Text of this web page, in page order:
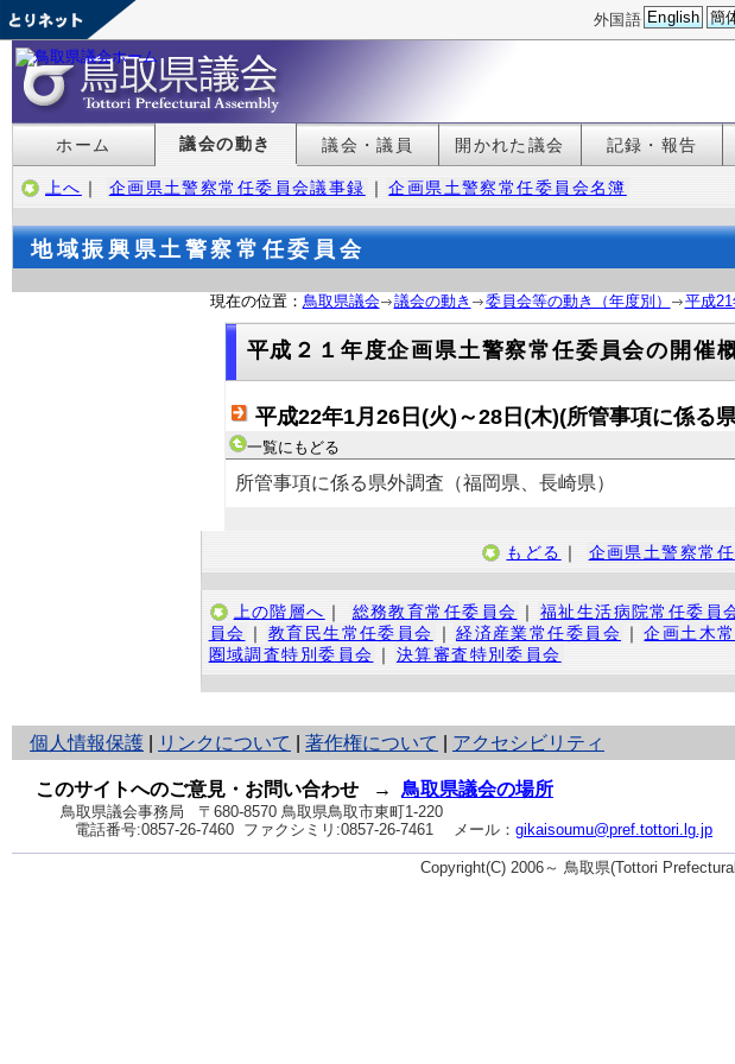
外国語 English 簡
ホーム 議会の動き 議会・議員 開かれた議会 記録・報告
上へ ｜ 企画県土警察常任委員会議事録 ｜ 企画県土警察常任委員会名簿
地域振興県土警察常任委員会
現在の位置： 鳥取県議会 議会の動き 委員会等の動き（年度別） 平成
平成２１年度企画県土警察常任委員会の開催
平成22年1月26日(火)～28日(木)(所管事項に係る
一覧にもどる
所管事項に係る県外調査（福岡県、長崎県）
もどる ｜ 企画県土警察常
上の階層へ ｜ 総務教育常任委員会 ｜ 福祉生活病院常任委員
員会 ｜ 教育民生常任委員会 ｜ 経済産業常任委員会 ｜ 企画土木
圏域調査特別委員会 ｜ 決算審査特別委員会
個人情報保護
と
り
ネ
ッ
ト
へ
リンクについて 著作権について アクセシビリティ
このサイトへのご意見・お問い合わせ → 鳥取県議会の場所
鳥取県議会事務局
〒680-8570 鳥取県鳥取市東町1-220
電話番号:0857-26-7460 ファクシミリ:0857-26-7461 メール： gikaisoumu@pref.tottori.lg.jp
Copyright(C) 2006～ 鳥取県(Tottori